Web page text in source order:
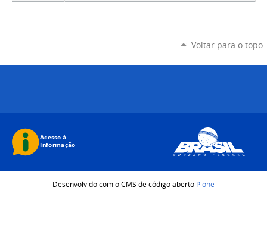
Voltar para o topo
Desenvolvido com o CMS de código aberto Plone